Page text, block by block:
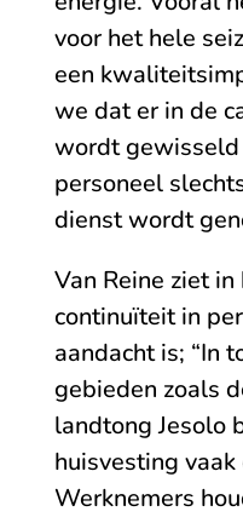
voor het hele
een
we dat er in de
wordt
personeel
dienst wordt
Van Reine ziet
continuïteit in
aandacht is; “In
gebieden zoals
landtong Jesolo
huisvesting
Werknemers